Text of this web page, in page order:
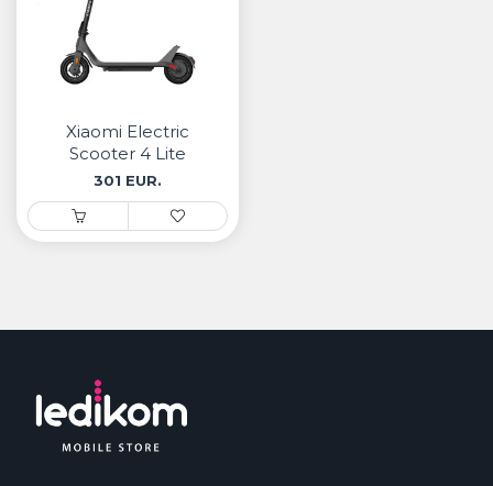
Xiaomi Electric
Scooter 4 Lite
Generation 2
301 EUR.